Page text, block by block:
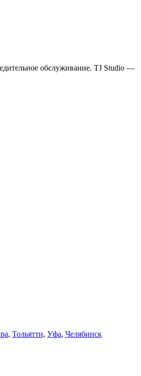
обслуживание. TJ Studio —
, Тольятти, Уфа, Челябинск